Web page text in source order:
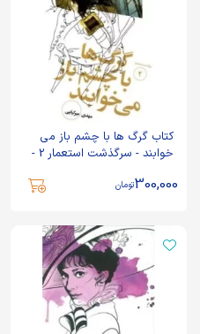
کتاب گرگ ها با چشم باز می
خوابند - سرگذشت استعمار 2 -
300,000تومان